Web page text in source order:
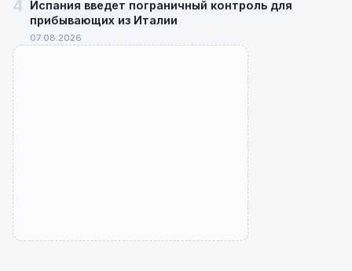
4
Испания введет пограничный контроль для
прибывающих из Италии
07.08.2026